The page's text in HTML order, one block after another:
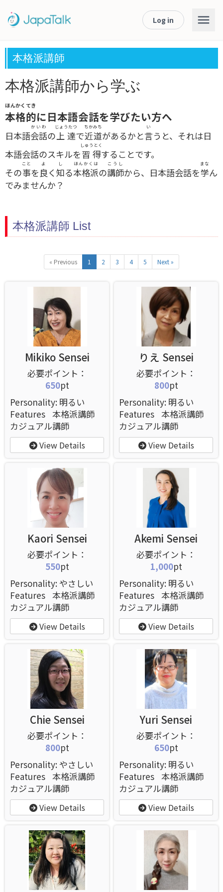
Log in
本格派講師
本格派講師から学ぶ
本格的
ほんかくてき
に日本語会話を学びたい方へ
日本語会話
かいわ
の上達
じょうたつ
で近道
ちかみち
があるかと言
い
うと、それは日
本語会話のスキルを習得
しゅうとく
することです。
その事
こと
を 良
よ
く 知
し
る本格派
ほんかくは
の講師
こうし
から、日本語会話を学
まな
ん
でみませんか？
本格派講師 List
« Previous 1 2 3 4 5 Next »
Mikiko Sensei
650pt
Personality: 明るい
Features 本格派講師
カジュアル講師
View Details
りえ Sensei
800pt
Personality: 明るい
Features 本格派講師
カジュアル講師
View Details
Kaori Sensei
550pt
Personality: やさしい
Features 本格派講師
カジュアル講師
View Details
Akemi Sensei
1,000pt
Personality: 明るい
Features 本格派講師
カジュアル講師
View Details
Chie Sensei
800pt
Personality: やさしい
Features 本格派講師
カジュアル講師
View Details
Yuri Sensei
650pt
Personality: 明るい
Features 本格派講師
カジュアル講師
View Details